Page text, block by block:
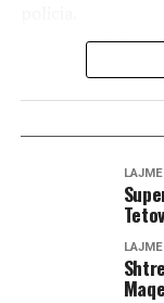
Ata theksojnë
procedurë e
autoriteteve,
mëngjesit të 2
dy të rinj janë
Në rrjetet sociale
nga Gostivari,
fizike mes një
LAJME
LAJME